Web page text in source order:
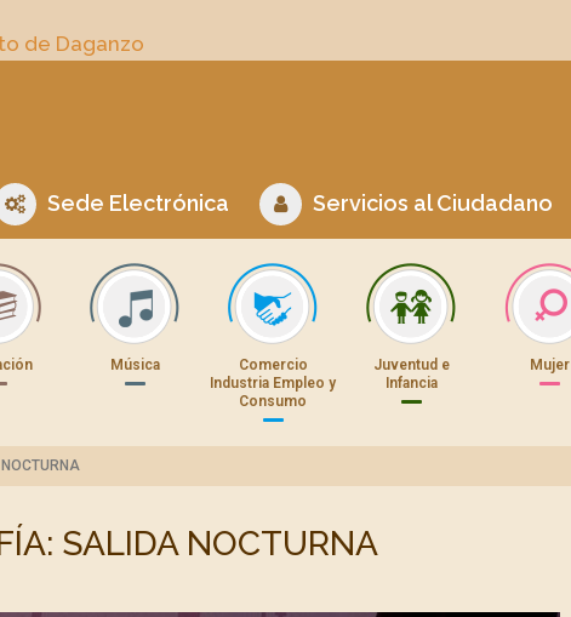
de Daganzo
Sede Electrónica Servicios al Ciudadano
Música
Comercio
Industria Empleo y
Consumo
Juventud e
Infancia
Mujer
SALIDA NOCTURNA